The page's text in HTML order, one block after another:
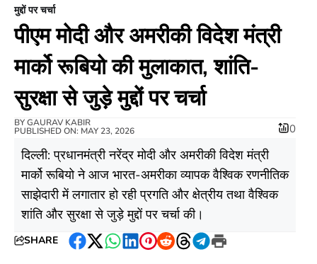
मुद्दों पर चर्चा
पीएम मोदी और अमरीकी विदेश मंत्री
मार्को रूबियो की मुलाकात, शांति-
सुरक्षा से जुड़े मुद्दों पर चर्चा
BYGAURAV KABIR
PUBLISHED ON: MAY 23, 2026 0
दिल्ली: प्रधानमंत्री नरेंद्र मोदी और अमरीकी विदेश मंत्री
मार्को रूबियो ने आज भारत-अमरीका व्यापक वैश्विक रणनीतिक
साझेदारी में लगातार हो रही प्रगति और क्षेत्रीय तथा वैश्विक
शांति और सुरक्षा से जुड़े मुद्दों पर चर्चा की।
SHARE
Facebook
Twitter
WhatsApp
LinkedIn
Pinterest
RedditThreads
Telegram
Print